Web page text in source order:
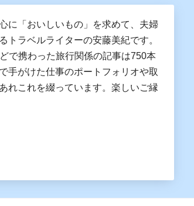
に「おいしいもの」を求めて、夫婦
トラベルライターの安藤美紀です。
で携わった旅行関係の記事は750本
手がけた仕事のポートフォリオや取
れこれを綴っています。楽しいご縁